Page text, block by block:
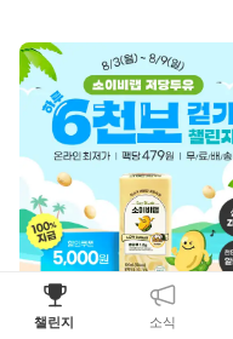
선착순형
챌린지 소식